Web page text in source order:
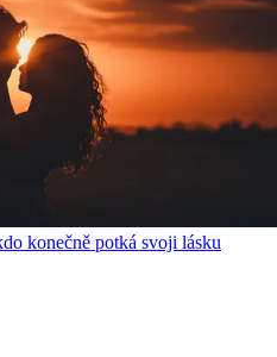
konečně potká svoji lásku